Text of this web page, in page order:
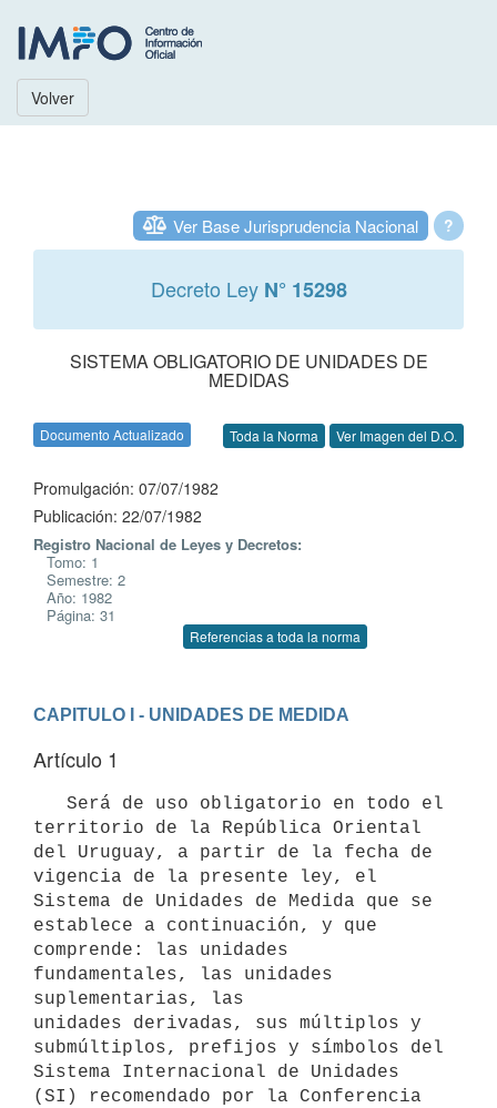
Volver
?
Ver Base Jurisprudencia Nacional
Decreto Ley N° 15298
SISTEMA OBLIGATORIO DE UNIDADES DE
MEDIDAS
Documento Actualizado Toda la Norma Ver Imagen del D.O.
Promulgación: 07/07/1982
Publicación: 22/07/1982
Registro Nacional de Leyes y Decretos:
Tomo: 1
Semestre: 2
Año: 1982
Página: 31
Referencias a toda la norma
CAPITULO I - UNIDADES DE MEDIDA
Artículo 1
territorio de la República Oriental
del Uruguay, a partir de la fecha de
vigencia de la presente ley, el
Sistema de Unidades de Medida que se
establece a continuación, y que
comprende: las unidades
fundamentales, las unidades
suplementarias, las
unidades derivadas, sus múltiplos y
submúltiplos, prefijos y símbolos del
Sistema Internacional de Unidades
(SI) recomendado por la Conferencia